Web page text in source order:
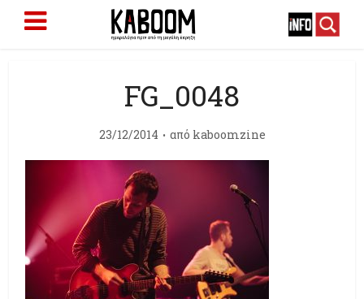
FG_0048
23/12/2014 από kaboomzine